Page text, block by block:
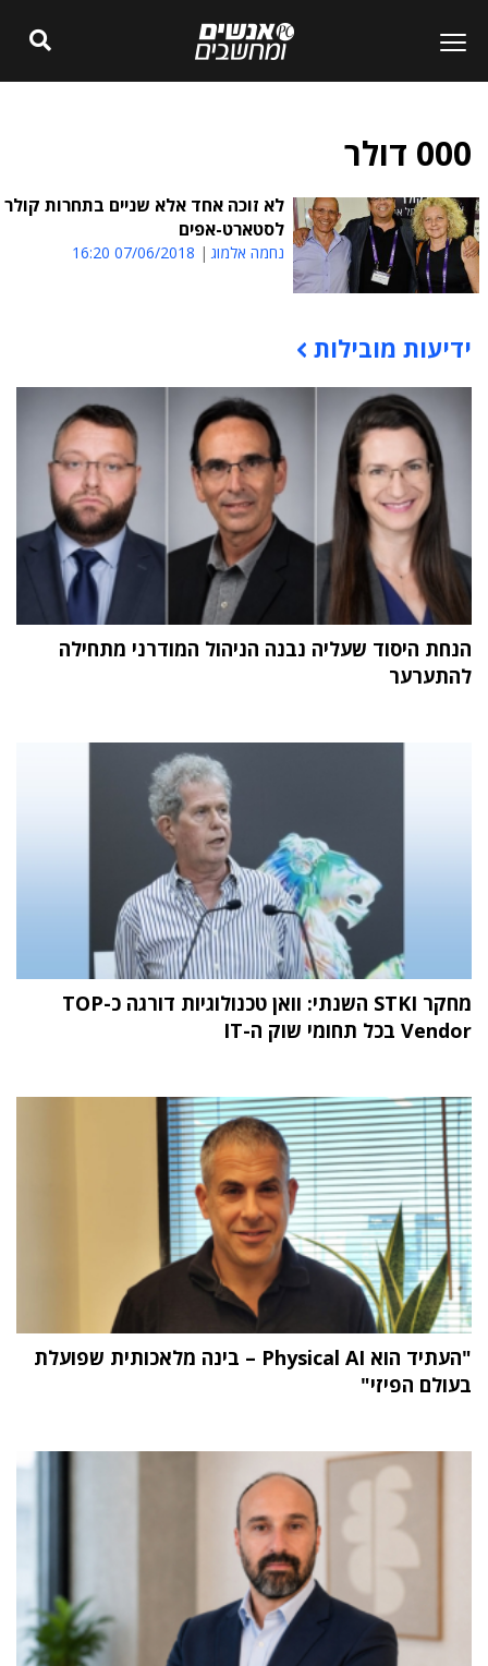
000 דולר
לא זוכה אחד אלא שניים בתחרות קולר
לסטארט-אפים
נחמה אלמוג 07/06/2018 16:20
תוכן פרסומי
ידיעות מובילות
הנחת היסוד שעליה נבנה הניהול המודרני מתחילה
להתערער
מחקר STKI השנתי: וואן טכנולוגיות דורגה כ-TOP
Vendor בכל תחומי שוק ה-IT
"העתיד הוא Physical AI – בינה מלאכותית שפועלת
בעולם הפיזי"